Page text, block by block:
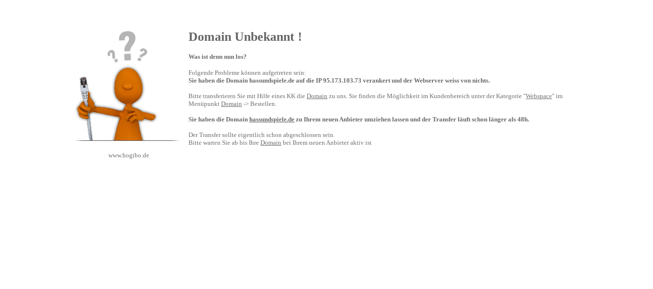
www.hogibo.de
Domain Unbekannt !
Was ist denn nun los?
Folgende Probleme können aufgetreten sein:
Sie haben die Domain hassundspiele.de auf die IP 95.173.103.73 verankert und der Webserver weiss von nichts.
Bitte transferieren Sie mit Hilfe eines KK die Domain zu uns. Sie finden die Möglichkeit im Kundenbereich unter der Kategorie "Webspace" im
Menüpunkt Domain -> Bestellen.
Sie haben die Domain hassundspiele.de zu Ihrem neuen Anbieter umziehen lassen und der Transfer läuft schon länger als 48h.
Der Transfer sollte eigentlich schon abgeschlossen sein.
Bitte warten Sie ab bis Ihre Domain bei Ihrem neuen Anbieter aktiv ist